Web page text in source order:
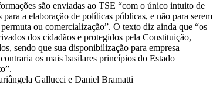
são enviadas ao TSE “com o único intuito de
para a elaboração de políticas públicas, e não para serem
ou comercialização”. O texto diz ainda que “os
dos cidadãos e protegidos pela Constituição,
sendo que sua disponibilização para empresa
os mais basilares princípios do Estado
Gallucci e Daniel Bramatti